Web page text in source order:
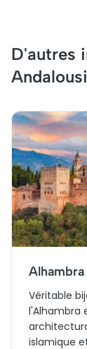
D'autres
Alhambra
Véritable
l'Alhambra
islamique